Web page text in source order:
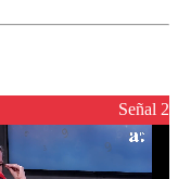
activa Alerta
Señal 2